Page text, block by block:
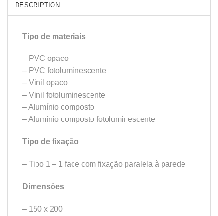
DESCRIPTION
Tipo de materiais
– PVC opaco
– PVC fotoluminescente
– Vinil opaco
– Vinil fotoluminescente
– Alumínio composto
– Alumínio composto fotoluminescente
Tipo de fixação
– Tipo 1 – 1 face com fixação paralela à parede
Dimensões
– 150 x 200